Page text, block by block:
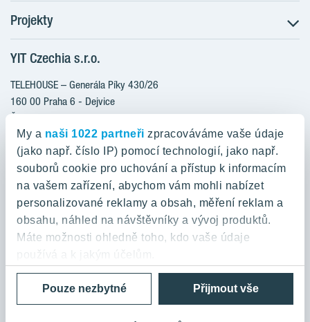
My a naši 1022 partneři zpracováváme vaše údaje
(jako např. číslo IP) pomocí technologií, jako např.
souborů cookie pro uchování a přístup k informacím
na vašem zařízení, abychom vám mohli nabízet
personalizované reklamy a obsah, měření reklam a
obsahu, náhled na návštěvníky a vývoj produktů.
Máte možnosti ohledně toho, kdo vaše údaje
Pokud to povolíte, rádi bychom také:Přijmout vše
Pouze nezbytné
Postup koupě
Klientské změny
Aktuality
Blog
Kariéra
O nás
YIT PLUS
Projekty
RANTA Barrandov III
RANTA Barrandov IV
TOIVO Roztyly II
KALEVALA
VIRTA Kladno
KATTILA Kamýk
ROSALA
YIT Czechia s.r.o.
TELEHOUSE – Generála Píky 430/26
160 00 Praha 6 - Dejvice
Česká republika
800 200 666
domov@yit.cz
Telefon na centrální recepci:
+420 224 318 261
Zásady ochrany osobních údajů a Podmínky použití
Cookies